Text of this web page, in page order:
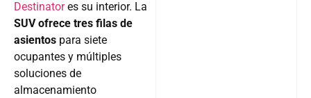
Destinatores su interior. La
SUV ofrece tres filas de
asientos para siete
ocupantes y múltiples
soluciones de
almacenamiento